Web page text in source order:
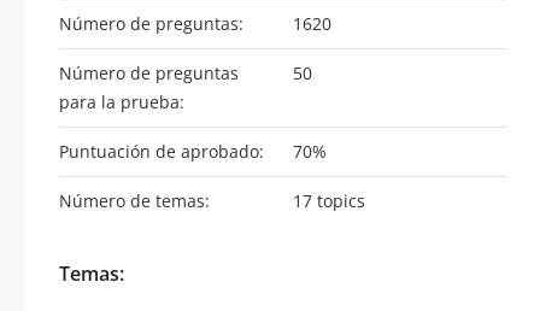
Número de preguntas: 1620
Número de preguntas
para la prueba:
50
Puntuación de aprobado: 70%
Número de temas: 17 topics
Temas: